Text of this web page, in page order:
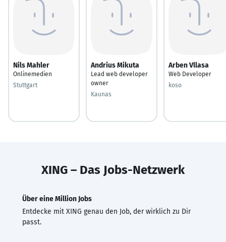
Nils Mahler
Onlinemedien
Stuttgart
Andrius Mikuta
Lead web developer
owner
Kaunas
Arben Vllasa
Web Developer
koso
XING – Das Jobs-Netzwerk
Über eine Million Jobs
Entdecke mit XING genau den Job, der wirklich zu Dir
passt.